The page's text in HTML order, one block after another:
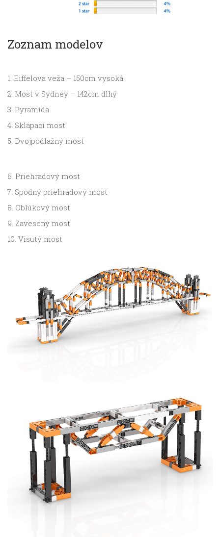
Zoznam modelov
1. Eiffelova veža – 150cm vysoká
2. Most v Sydney – 142cm dlhý
3. Pyramída
4. Sklápací most
5. Dvojpodlažný most
6. Priehradový most
7. Spodný priehradový most
8. Oblúkový most
9. Zavesený most
10. Visutý most